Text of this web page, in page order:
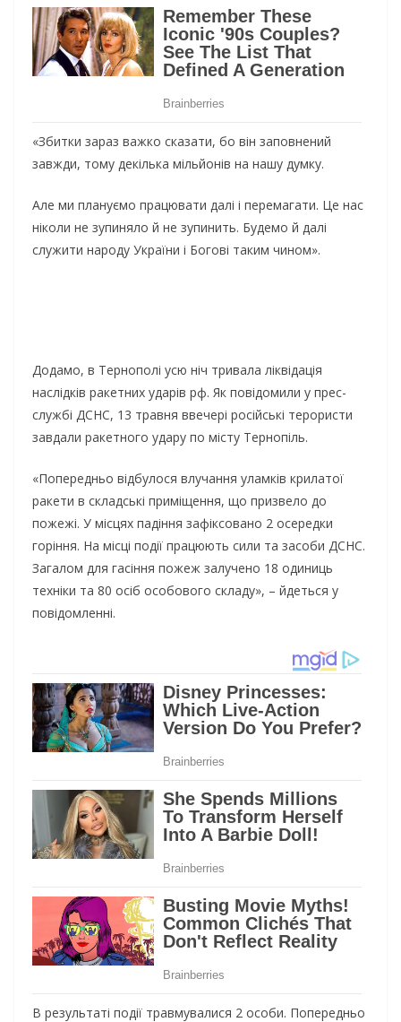
«Збитки зараз важко сказати, бо він заповнений
завжди, тому декілька мільйонів на нашу думку.
Але ми плануємо працювати далі і перемагати. Це нас
ніколи не зупиняло й не зупинить. Будемо й далі
служити народу України і Богові таким чином».
Додамо, в Тернополі усю ніч тривала ліквідація
наслідків ракетних ударів рф. Як повідомили у прес-
службі ДСНС, 13 травня ввечері російські терористи
завдали ракетного удару по місту Тернопіль.
«Попередньо відбулося влучання уламків крилатої
ракети в складські приміщення, що призвело до
пожежі. У місцях падіння зафіксовано 2 осередки
горіння. На місці події працюють сили та засоби ДСНС.
Загалом для гасіння пожеж залучено 18 одиниць
техніки та 80 осіб особового складу», – йдеться у
повідомленні.
В результаті події травмувалися 2 особи. Попередньо